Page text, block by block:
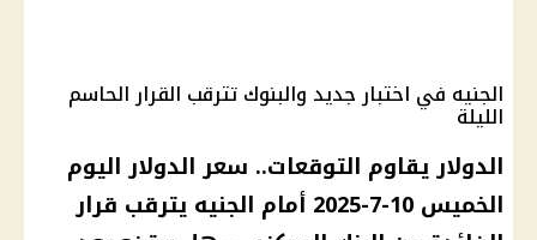
الجنيه في اختبار جديد والبنوك تترقب القرار الحاسم
الليلة
الدولار يقاوم التوقعات.. سعر الدولار اليوم
الخميس 10-7-2025 أمام الجنيه يترقب قرار